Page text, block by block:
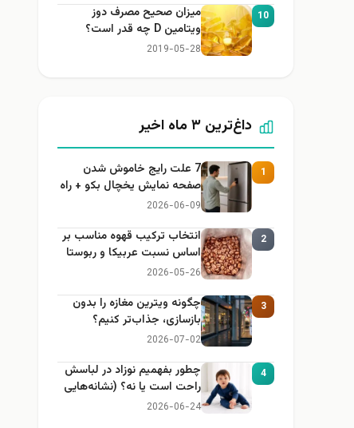
10
میزان صحیح مصرف دوز
ویتامین D چه قدر است؟
2019-05-28
داغ‌ترین ۳ ماه اخیر
1
7 علت رایج خاموش شدن
صفحه نمایش یخچال بکو + راه
حل
2026-06-09
2
انتخاب ترکیب قهوه مناسب بر
اساس نسبت عربیکا و ربوستا
2026-05-26
3
چگونه ویترین مغازه را بدون
بازسازی، جذاب‌تر کنیم؟
2026-07-02
4
چطور بفهمیم نوزاد در لباسش
راحت است یا نه؟ (نشانه‌هایی
که هر مادر باید بداند)
2026-06-24